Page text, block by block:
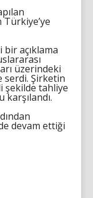
açıklama
üzerindeki
serdi. Şirketin
şekilde tahliye
devam ettiği